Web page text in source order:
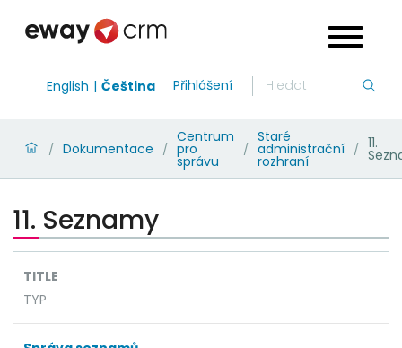
English Čeština Přihlášení
/ Dokumentace /
Centrum
pro
správu
/
Staré
administrační
rozhraní
/ 11.
11. Seznamy
TITLE
TYP